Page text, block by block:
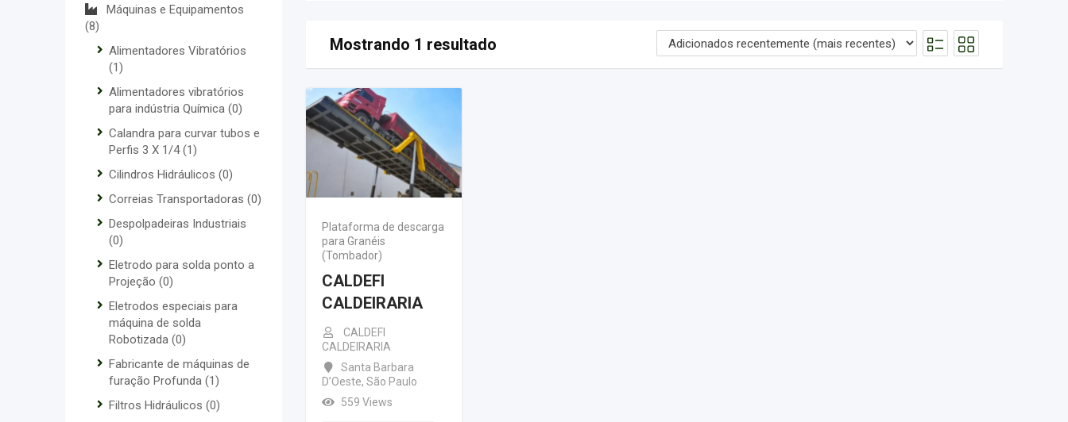
Máquinas e Equipamentos
(8)
Alimentadores Vibratórios
(1)
Alimentadores vibratórios
para indústria Química (0)
Calandra para curvar tubos e
Perfis 3 X 1/4(1)
Cilindros Hidráulicos (0)
Correias Transportadoras (0)
Despolpadeiras Industriais
(0)
Eletrodo para solda ponto a
Projeção (0)
Eletrodos especiais para
máquina de solda
Robotizada (0)
Fabricante de máquinas de
furação Profunda (1)
Filtros Hidráulicos (0)
Mostrando 1 resultado
Plataforma de descarga
para Granéis
(Tombador)
CALDEFI
CALDEIRARIA
CALDEFI
CALDEIRARIA
Santa Barbara
D’Oeste, São Paulo
559 Views